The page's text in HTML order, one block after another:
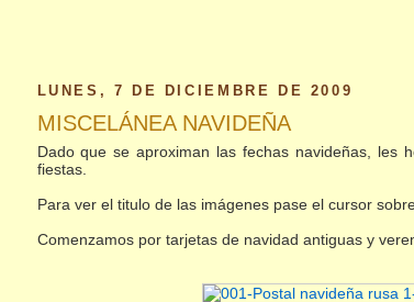
LUNES, 7 DE DICIEMBRE DE 2009
MISCELÁNEA NAVIDEÑA
Dado que se aproximan las fechas navideñas, les
fiestas.
Para ver el titulo de las imágenes pase el cursor
Comenzamos por tarjetas de navidad antiguas y